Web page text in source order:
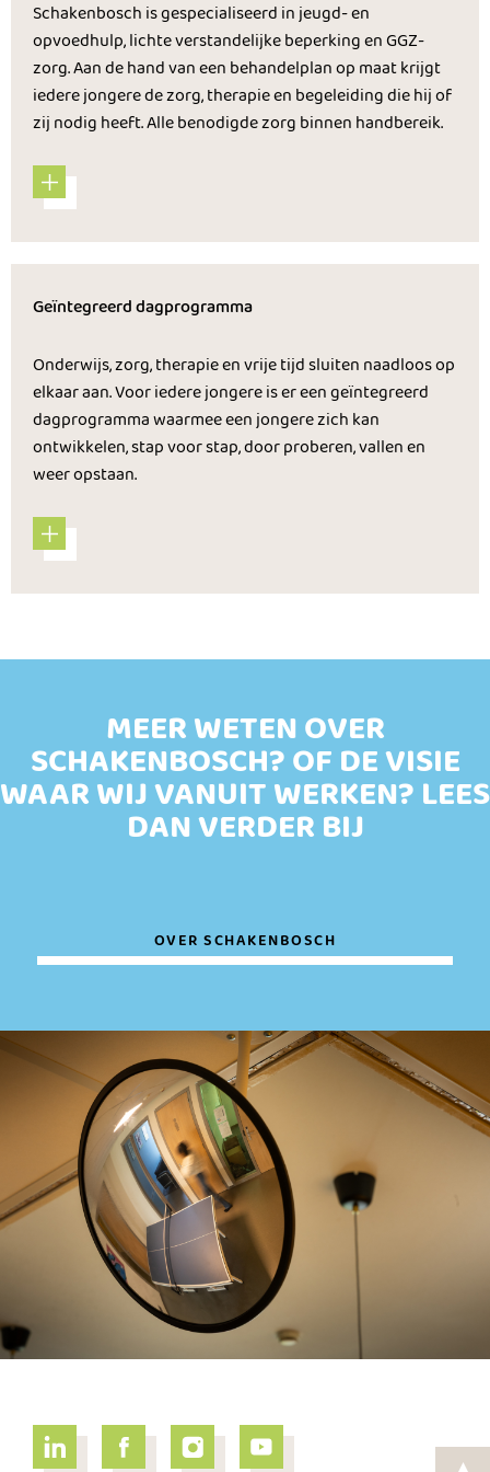
Schakenbosch is gespecialiseerd in jeugd- en
opvoedhulp, lichte verstandelijke beperking en GGZ-
zorg. Aan de hand van een behandelplan op maat krijgt
iedere jongere de zorg, therapie en begeleiding die hij of
zij nodig heeft. Alle benodigde zorg binnen handbereik.
Geïntegreerd dagprogramma
Onderwijs, zorg, therapie en vrije tijd sluiten naadloos op
elkaar aan. Voor iedere jongere is er een geïntegreerd
dagprogramma waarmee een jongere zich kan
ontwikkelen, stap voor stap, door proberen, vallen en
weer opstaan.
MEER WETEN OVER
SCHAKENBOSCH? OF DE VISIE
WAAR WIJ VANUIT WERKEN? LEES
DAN VERDER BIJ
OVER SCHAKENBOSCH